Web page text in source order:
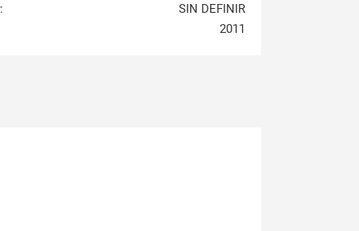
:
SIN DEFINIR
2011